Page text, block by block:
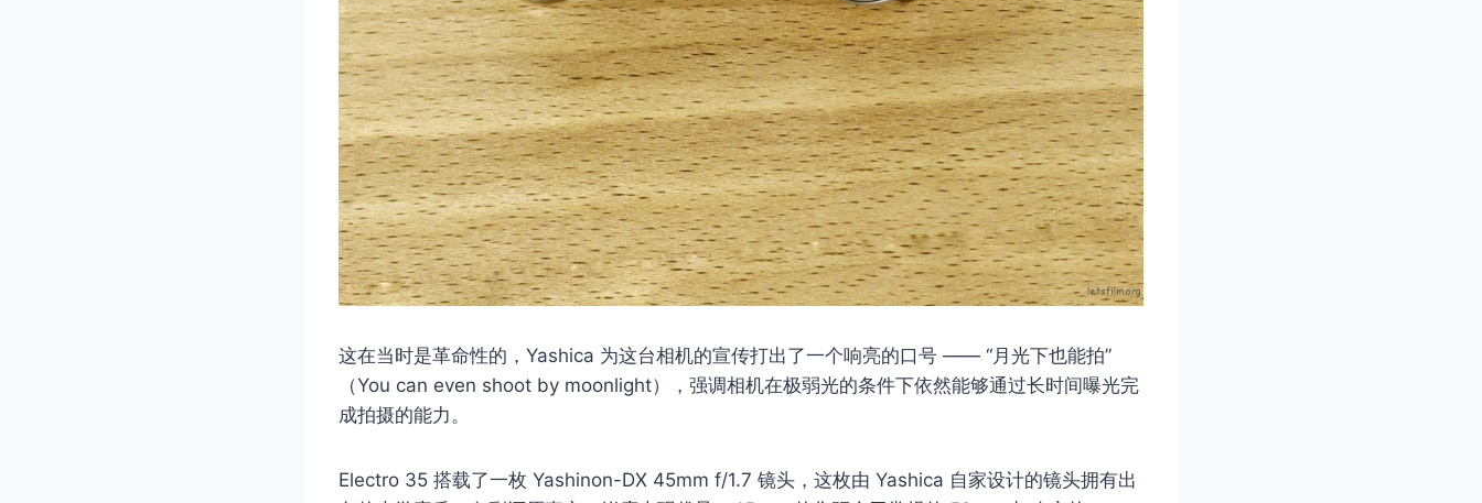
这在当时是革命性的，Yashica 为这台相机的宣传打出了一个响亮的口号 —— “月光下也能拍”
（You can even shoot by moonlight），强调相机在极弱光的条件下依然能够通过长时间曝光完
成拍摄的能力。
Electro 35 搭载了一枚 Yashinon-DX 45mm f/1.7 镜头，这枚由 Yashica 自家设计的镜头拥有出